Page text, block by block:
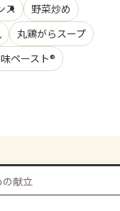
ス
野菜炒め
丸鶏がらスープ
ペースト®
献立